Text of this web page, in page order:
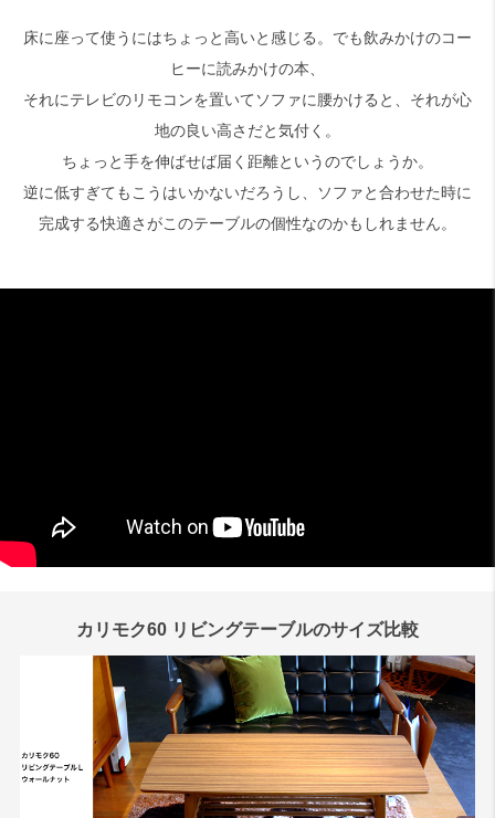
床に座って使うにはちょっと高いと感じる。でも飲みかけのコー
ヒーに読みかけの本、
それにテレビのリモコンを置いてソファに腰かけると、それが心
地の良い高さだと気付く。
ちょっと手を伸ばせば届く距離というのでしょうか。
逆に低すぎてもこうはいかないだろうし、ソファと合わせた時に
完成する快適さがこのテーブルの個性なのかもしれません。
カリモク60 リビングテーブルのサイズ比較